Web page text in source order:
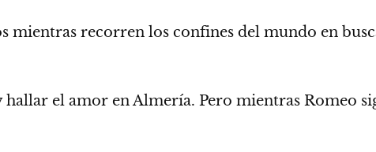
mientras recorren los confines del mundo en
el amor en Almería. Pero mientras Romeo